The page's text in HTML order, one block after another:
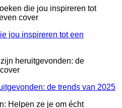
jou inspireren tot een
de trends van 2025